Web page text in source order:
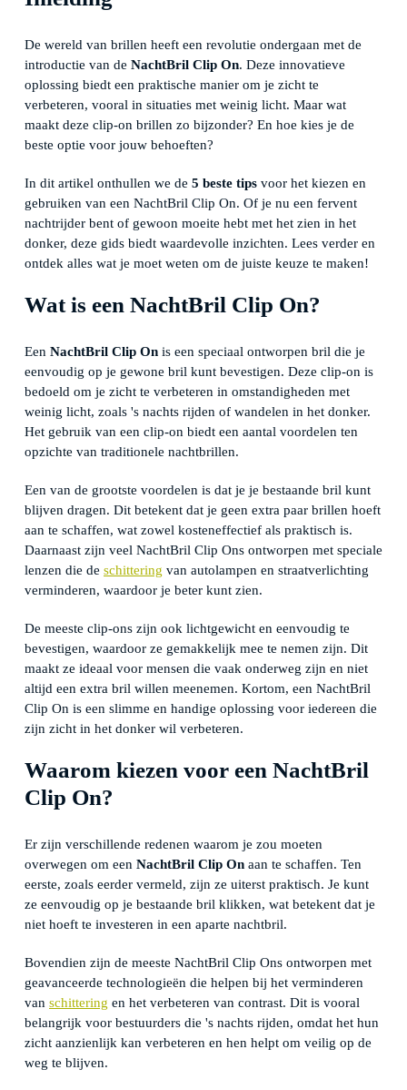
De wereld van brillen heeft een revolutie ondergaan met de
introductie van de NachtBril Clip On. Deze innovatieve
oplossing biedt een praktische manier om je zicht te
verbeteren, vooral in situaties met weinig licht. Maar wat
maakt deze clip-on brillen zo bijzonder? En hoe kies je de
beste optie voor jouw behoeften?
In dit artikel onthullen we de 5 beste tips voor het kiezen en
gebruiken van een NachtBril Clip On. Of je nu een fervent
nachtrijder bent of gewoon moeite hebt met het zien in het
donker, deze gids biedt waardevolle inzichten. Lees verder en
ontdek alles wat je moet weten om de juiste keuze te maken!
Wat is een NachtBril Clip On?
Een NachtBril Clip On is een speciaal ontworpen bril die je
eenvoudig op je gewone bril kunt bevestigen. Deze clip-on is
bedoeld om je zicht te verbeteren in omstandigheden met
weinig licht, zoals 's nachts rijden of wandelen in het donker.
Het gebruik van een clip-on biedt een aantal voordelen ten
opzichte van traditionele nachtbrillen.
Een van de grootste voordelen is dat je je bestaande bril kunt
blijven dragen. Dit betekent dat je geen extra paar brillen hoeft
aan te schaffen, wat zowel kosteneffectief als praktisch is.
Daarnaast zijn veel NachtBril Clip Ons ontworpen met speciale
lenzen die de schittering van autolampen en straatverlichting
verminderen, waardoor je beter kunt zien.
De meeste clip-ons zijn ook lichtgewicht en eenvoudig te
bevestigen, waardoor ze gemakkelijk mee te nemen zijn. Dit
maakt ze ideaal voor mensen die vaak onderweg zijn en niet
altijd een extra bril willen meenemen. Kortom, een NachtBril
Clip On is een slimme en handige oplossing voor iedereen die
zijn zicht in het donker wil verbeteren.
Waarom kiezen voor een NachtBril
Clip On?
Er zijn verschillende redenen waarom je zou moeten
overwegen om een NachtBril Clip On aan te schaffen. Ten
eerste, zoals eerder vermeld, zijn ze uiterst praktisch. Je kunt
ze eenvoudig op je bestaande bril klikken, wat betekent dat je
niet hoeft te investeren in een aparte nachtbril.
Bovendien zijn de meeste NachtBril Clip Ons ontworpen met
geavanceerde technologieën die helpen bij het verminderen
van schittering en het verbeteren van contrast. Dit is vooral
belangrijk voor bestuurders die 's nachts rijden, omdat het hun
zicht aanzienlijk kan verbeteren en hen helpt om veilig op de
weg te blijven.